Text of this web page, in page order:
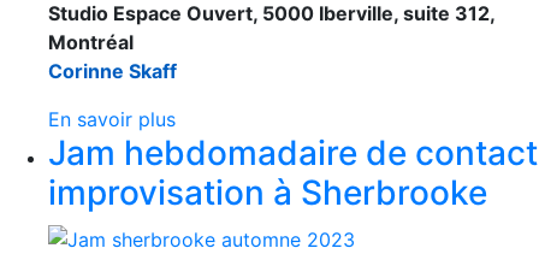
Studio Espace Ouvert, 5000 Iberville, suite 312,
Montréal
Corinne Skaff
En savoir plus
Jam hebdomadaire de contact
improvisation à Sherbrooke